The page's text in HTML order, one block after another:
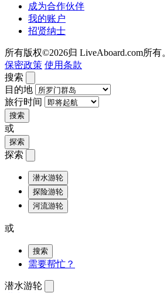
成为合作伙伴
我的账户
招贤纳士
所有版权©2026归 LiveAboard.com所有。
保密政策 使用条款
搜索
目的地
旅行时间
搜索
或
探索
探索
潜水游轮
探险游轮
河流游轮
或
搜索
需要帮忙？
潜水游轮